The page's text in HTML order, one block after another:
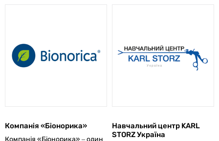
Компанія «Біонорика»
Навчальний центр KARL
STORZ Україна